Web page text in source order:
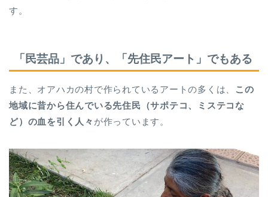
す。
「民芸品」であり、「先住民アート」でもある
また、オアハカの村で作られているアートの多くは、 この
地域に昔から住んでいる先住民（サポテコ、ミステコな
ど）の血を引く人々 が作っています。